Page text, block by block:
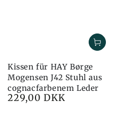
Kissen für HAY Børge
Mogensen J42 Stuhl aus
cognacfarbenem Leder
Preis
229,00 DKK